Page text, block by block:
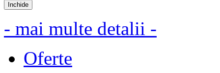
Inchide
- mai multe detalii -
Oferte